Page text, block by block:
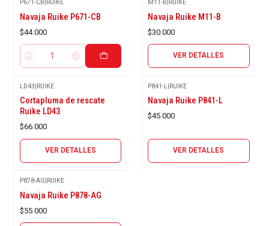
P671-CB|RUIKE
Navaja Ruike P671-CB
$44.000
Cantidad
M11-B|RUIKE
Navaja Ruike M11-B
$30.000
VER DETALLES
LD43|RUIKE
Cortapluma de rescate
Ruike LD43
$66.000
VER DETALLES
P841-L |RUIKE
Navaja Ruike P841-L
$45.000
VER DETALLES
P878-AG RUIKE
Navaja Ruike P878-AG
$55.000